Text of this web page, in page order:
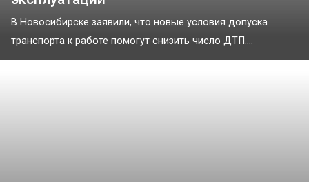
В Новосибирске заявили, что новые условия допуска
транспорта к работе помогут снизить число ДТП....